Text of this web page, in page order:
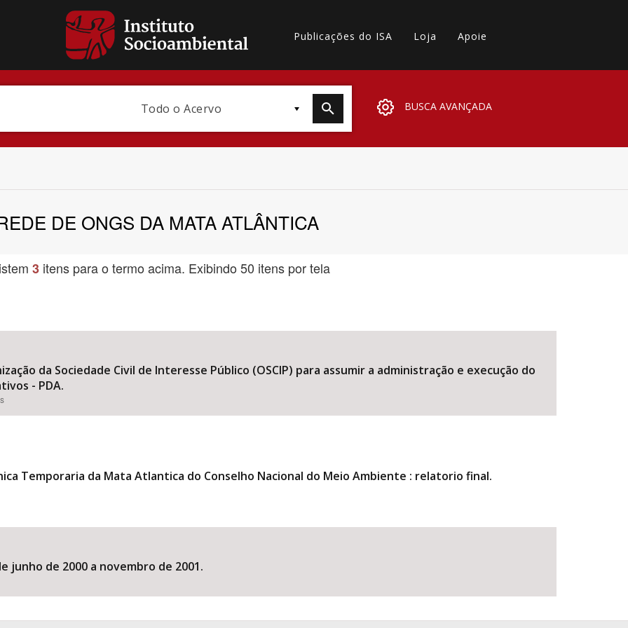
Publicações do ISA Loja Apoie
Todo o Acervo BUSCA AVANÇADA
DE ONGS DA MATA ATLÂNTICA
3 itens para o termo acima. Exibindo 50 itens por tela
da Sociedade Civil de Interesse Público (OSCIP) para assumir a administração e execução do
- PDA.
Temporaria da Mata Atlantica do Conselho Nacional do Meio Ambiente : relatorio final.
junho de 2000 a novembro de 2001.